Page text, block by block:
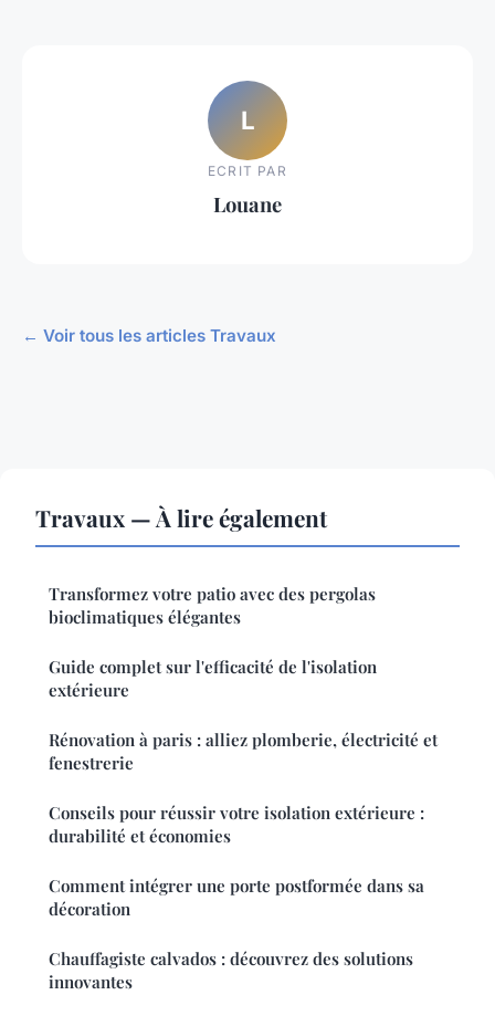
L
ECRIT PAR
Louane
← Voir tous les articles Travaux
Travaux — À lire également
Transformez votre patio avec des pergolas
bioclimatiques élégantes
Guide complet sur l'efficacité de l'isolation
extérieure
Rénovation à paris : alliez plomberie, électricité et
fenestrerie
Conseils pour réussir votre isolation extérieure :
durabilité et économies
Comment intégrer une porte postformée dans sa
décoration
Chauffagiste calvados : découvrez des solutions
innovantes